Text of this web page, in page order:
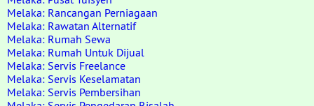
Melaka: Rancangan Perniagaan
Melaka: Rawatan Alternatif
Melaka: Rumah Sewa
Melaka: Rumah Untuk Dijual
Melaka: Servis Freelance
Melaka: Servis Keselamatan
Melaka: Servis Pembersihan